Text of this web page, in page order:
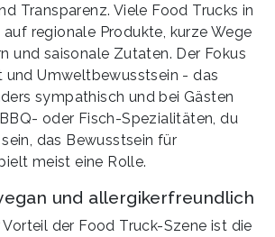
Transparenz. Viele Food Trucks in
regionale Produkte, kurze Wege
und saisonale Zutaten. Der Fokus
Umweltbewusstsein - das
sympathisch und bei Gästen
oder Fisch-Spezialitäten, du
das Bewusstsein für
meist eine Rolle.
und allergikerfreundlich
der Food Truck-Szene ist die